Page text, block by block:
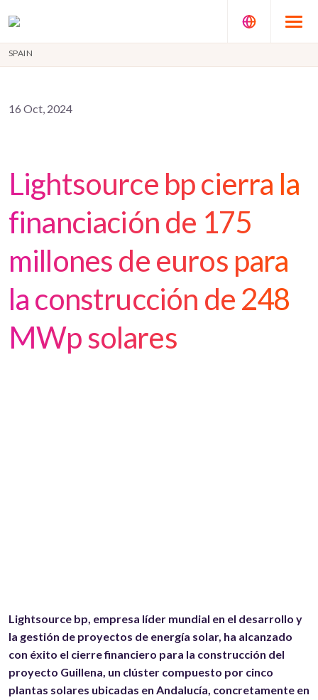
SPAIN
16 Oct, 2024
Lightsource bp cierra la
financiación de 175
millones de euros para
la construcción de 248
MWp solares
Lightsource bp, empresa líder mundial en el desarrollo y
la gestión de proyectos de energía solar, ha alcanzado
con éxito el cierre financiero para la construcción del
proyecto Guillena, un clúster compuesto por cinco
plantas solares ubicadas en Andalucía, concretamente en